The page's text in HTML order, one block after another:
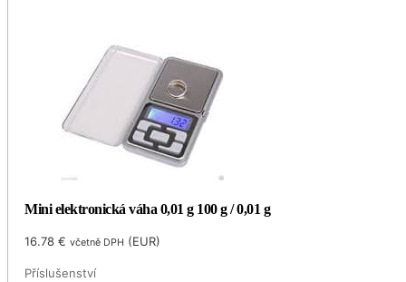
Mini elektronická váha 0,01 g 100 g / 0,01 g
16.78€ včetně DPH (EUR)
Příslušenství